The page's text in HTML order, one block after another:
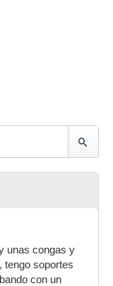
unas congas y
tengo soportes
con un